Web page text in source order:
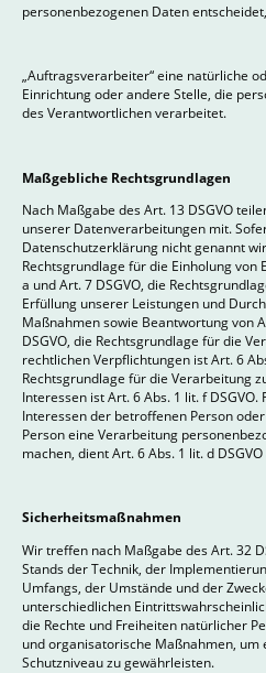
personenbezogenen Daten
„Auftragsverarbeiter“ eine natürliche
Einrichtung oder andere Stelle, die
des Verantwortlichen verarbeitet.
Maßgebliche Rechtsgrundlagen
Nach Maßgabe des Art. 13 DSGVO
unserer Datenverarbeitungen mit.
Datenschutzerklärung nicht genannt
Rechtsgrundlage für die Einholung von
a und Art. 7 DSGVO, die
Erfüllung unserer Leistungen und
Maßnahmen sowie Beantwortung von
DSGVO, die Rechtsgrundlage für die
rechtlichen Verpflichtungen ist Art. 6
Rechtsgrundlage für die Verarbeitung
Interessen ist Art. 6 Abs. 1 lit. f
Interessen der betroffenen Person
Person eine Verarbeitung
machen, dient Art. 6 Abs. 1 lit. d
Sicherheitsmaßnahmen
Wir treffen nach Maßgabe des Art. 32
Stands der Technik, der
Umfangs, der Umstände und der
unterschiedlichen
die Rechte und Freiheiten natürlicher
und organisatorische Maßnahmen, um
Schutzniveau zu gewährleisten.